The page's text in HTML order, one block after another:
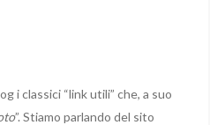
i classici “link utili” che, a suo
”. Stiamo parlando del sito